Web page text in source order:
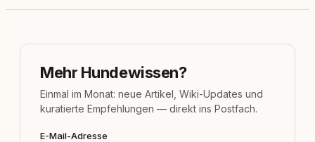
Mehr Hundewissen?
Einmal im Monat: neue Artikel, Wiki-Updates und
kuratierte Empfehlungen — direkt ins Postfach.
E-Mail-Adresse